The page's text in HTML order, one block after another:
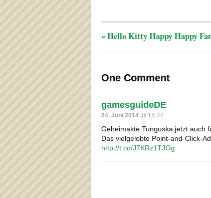
«Hello Kitty Happy Happy
One Comment
gamesguideDE
24. Juni 2014 @ 15:37
Geheimakte Tunguska jetzt auch
Das vielgelobte Point-and-Click-
http://t.co/J7KRz1TJGg